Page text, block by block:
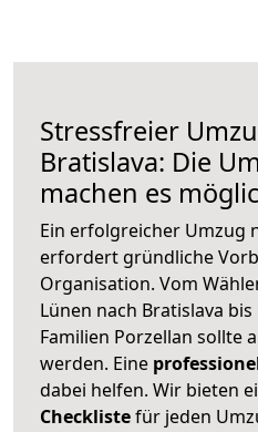
Stressfreier
Bratislava: Die
machen es
Ein erfolgreicher Umzug
erfordert gründliche
Organisation. Vom
Lünen nach Bratislava
Familien Porzellan sollte
werden. Eine
dabei helfen. Wir bieten
Checklistefür jeden